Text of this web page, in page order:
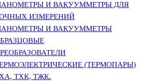
И ВАКУУММЕТРЫ ДЛЯ
ИЗМЕРЕНИЙ
И ВАКУУММЕТРЫ
(ТЕРМОПАРЫ)
ТХК, ТЖК.